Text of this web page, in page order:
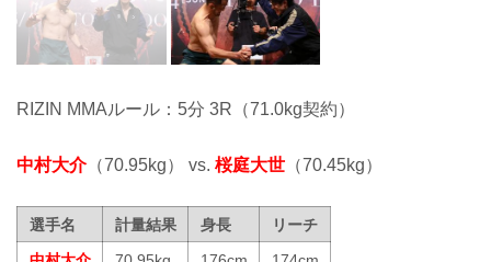
RIZIN MMAルール：5分 3R（71.0kg契約）
中村大介（70.95kg） vs. 桜庭大世 （70.45kg）
選手名 計量結果 身長
リーチ